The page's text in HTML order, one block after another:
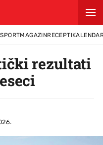
SPORTMAGAZINRECEPTI
rezultati